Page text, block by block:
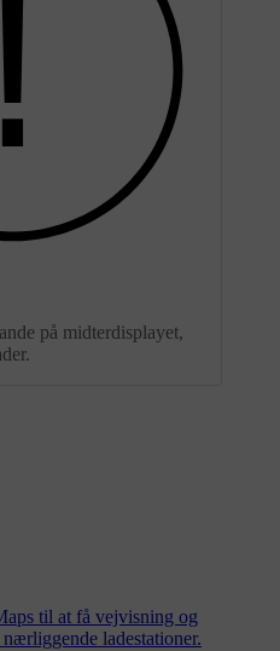
på midterdisplayet,
til at få vejvisning og
ladestationer.